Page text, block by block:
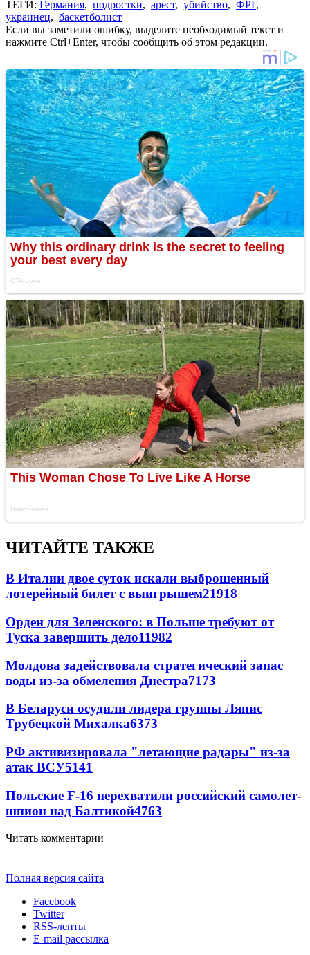
ТЕГИ: Германия, подростки, арест, убийство, ФРГ,
украинец, баскетболист
Если вы заметили ошибку, выделите необходимый текст и
нажмите Ctrl+Enter, чтобы сообщить об этом редакции.
ЧИТАЙТЕ ТАКЖЕ
В Италии двое суток искали выброшенный
лотерейный билет с выигрышем21918
Орден для Зеленского: в Польше требуют от
Туска завершить дело11982
Молдова задействовала стратегический запас
воды из-за обмеления Днестра7173
В Беларуси осудили лидера группы Ляпис
Трубецкой Михалка6373
РФ активизировала "летающие радары" из-за
атак ВСУ5141
Польские F-16 перехватили российский самолет-
шпион над Балтикой4763
Читать комментарии
Полная версия сайта
Facebook
Twitter
RSS-ленты
E-mail рассылка